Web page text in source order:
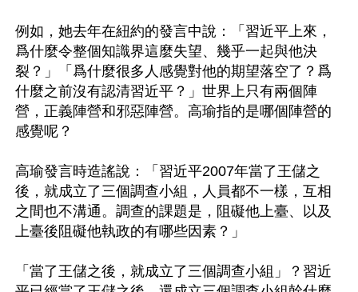
例如，她去年在紐約的發言中說：「習近平上來，
爲什麼令整個知識界這麼失望、幾乎一起與他決
裂？」「爲什麼很多人感覺對他的期望落空了？爲
什麼之前沒有認清習近平？」世界上只有兩個陣
營，正義陣營和邪惡陣營。高瑜指的是哪個陣營的
感覺呢？
高瑜發言時造謠說：「習近平2007年當了王儲之
後，就成立了三個調查小組，人員都不一樣，互相
之間也不溝通。調查的課題是，阻礙他上臺、以及
上臺後阻礙他執政的有哪些因素？」
「當了王儲之後，就成立了三個調查小組」？習近